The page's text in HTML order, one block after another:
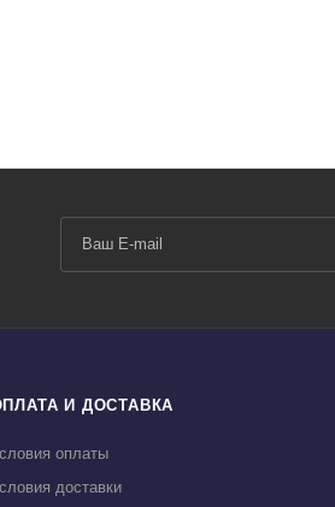
И ДОСТАВКА
оплаты
доставки